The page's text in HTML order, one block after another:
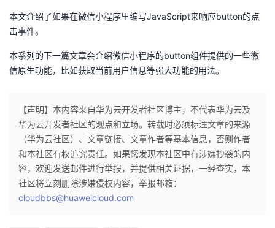
本文介绍了如果在微信小程序里编写JavaScript来响应button的点
击事件。
本系列的下一篇文章会介绍微信小程序的button组件提供的一些微
信原生功能，比如获取当前用户信息等强大功能的用法。
【声明】本内容来自华为云开发者社区博主，不代表华为云及
华为云开发者社区的观点和立场。转载时必须标注文章的来源
（华为云社区）、文章链接、文章作者等基本信息，否则作者
和本社区有权追究责任。如果您发现本社区中有涉嫌抄袭的内
容，欢迎发送邮件进行举报，并提供相关证据，一经查实，本
社区将立刻删除涉嫌侵权内容，举报邮箱：
cloudbbs@huaweicloud.com